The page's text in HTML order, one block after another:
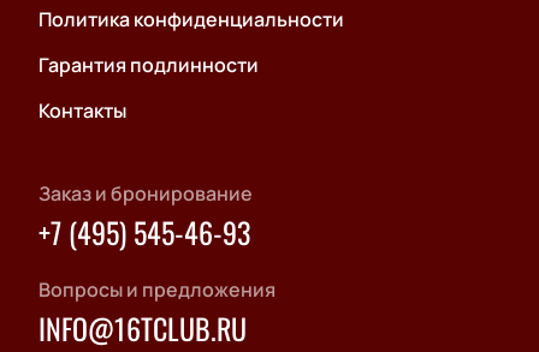
Политика конфиденциальности
Гарантия подлинности
Контакты
Заказ и бронирование
+7 (495) 545-46-93
Вопросы и предложения
INFO@16TCLUB.RU